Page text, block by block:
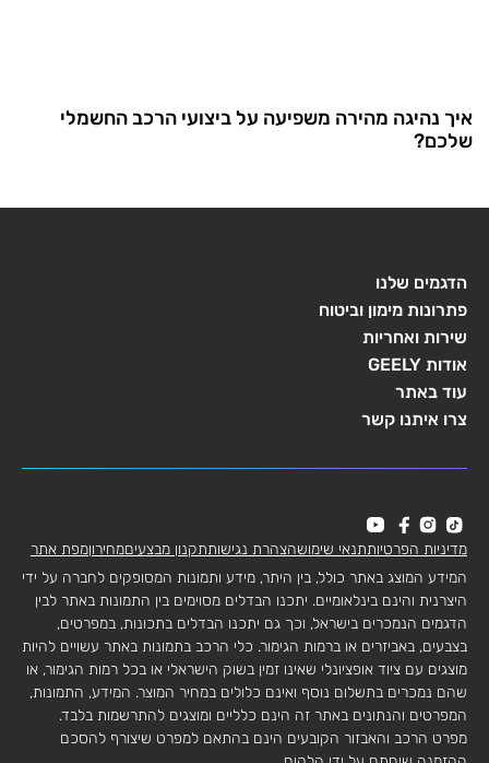
איך נהיגה מהירה משפיעה על ביצועי הרכב החשמלי
שלכם?
הדגמים שלנו
פתרונות מימון וביטוח
שירות ואחריות
אודות GEELY
עוד באתר
צרו איתנו קשר
מדיניות הפרטיותתנאי שימושהצהרת נגישותתקנון מבצעיםמחירוןמפת אתר
המידע המוצג באתר כולל, בין היתר, מידע ותמונות המסופקים לחברה על ידי
היצרנית והינם בינלאומיים. יתכנו הבדלים מסוימים בין התמונות באתר לבין
הדגמים הנמכרים בישראל, וכך גם יתכנו הבדלים בתכונות, במפרטים,
בצבעים, באביזרים או ברמות הגימור. כלי הרכב בתמונות באתר עשויים להיות
מוצגים עם ציוד אופציונלי שאינו זמין בשוק הישראלי או בכל רמות הגימור, או
שהם נמכרים בתשלום נוסף ואינם כלולים במחיר המוצר. המידע, התמונות,
המפרטים והנתונים באתר זה הינם כלליים ומוצגים להתרשמות בלבד.
מפרט הרכב והאבזור הקובעים הינם בהתאם למפרט שיצורף להסכם